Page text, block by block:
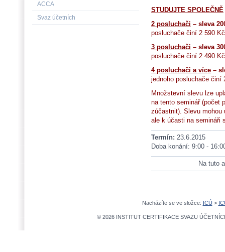
STUDUJTE SPOLEČNĚ
2 posluchači – sleva
posluchače činí 2 590
3 posluchači – sleva
posluchače činí 2 490
4 posluchači a více –
jednoho posluchače činí
Množstevní slevu lze
na tento seminář (počet
zúčastnit). Slevu
ale k účasti na semináři
Termín: 23.6.2015
Doba konání: 9:00 -
Na tuto
ACCA
Svaz účetních
Nacházíte se ve složce: ICÚ >
© 2026 INSTITUT CERTIFIKACE SVAZU